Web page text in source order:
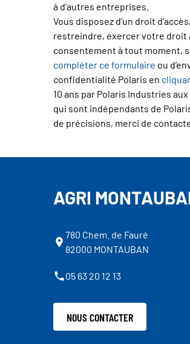
à d’autres entreprises.
Vous disposez d’un droit
restreindre, exercer votre droit
consentement à tout moment,
compléter ce formulaire ou
confidentialité Polaris en
10 ans par Polaris Industries
qui sont indépendants de
de précisions, merci de
AGRI
780 Chem. de Fauré
82000 MONTAUBAN
05 63 20 12 13
NOUS CONTACTER